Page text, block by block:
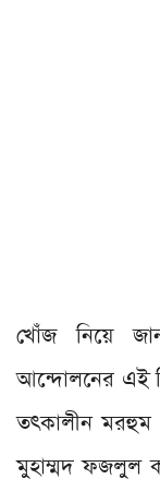
খোঁজ নিয়ে
আন্দোলনের এই
তৎকালীন মরহুম
মুহাম্মদ ফজলুল